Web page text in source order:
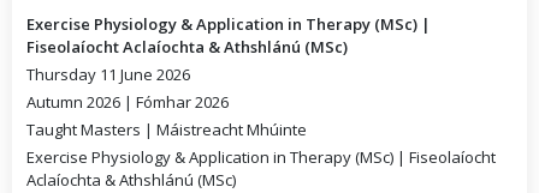
Exercise Physiology & Application in Therapy (MSc) |
Fiseolaíocht Aclaíochta & Athshlánú (MSc)
Thursday 11 June 2026
Autumn 2026 | Fómhar 2026
Taught Masters | Máistreacht Mhúinte
Exercise Physiology & Application in Therapy (MSc) | Fiseolaíocht
Aclaíochta & Athshlánú (MSc)